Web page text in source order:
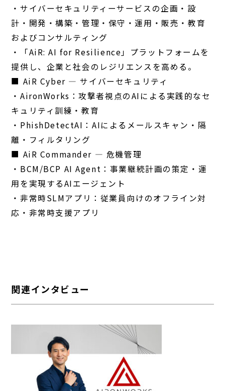
・サイバーセキュリティーサービスの企画・設
計・開発・構築・管理・保守・運用・販売・教育
およびコンサルティング
・「AiR: AI for Resilience」プラットフォームを
提供し、企業と社会のレジリエンスを高める。
■ AiR Cyber — サイバーセキュリティ
・AironWorks：攻撃者視点のAIによる実践的なセ
キュリティ訓練・教育
・PhishDetectAI：AIによるメールスキャン・隔
離・フィルタリング
■ AiR Commander — 危機管理
・BCM/BCP AI Agent：事業継続計画の策定・運
用を実現するAIエージェント
・非常時SLMアプリ：従業員向けのオフライン対
応・非常時支援アプリ
関連インタビュー